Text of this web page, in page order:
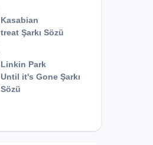
Kasabian
treat Şarkı Sözü
Linkin Park
Until it's Gone Şarkı
Sözü